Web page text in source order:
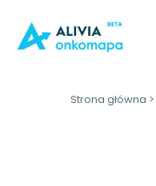
Strona główna >